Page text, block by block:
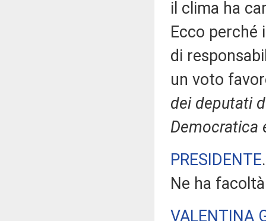
il clima ha
Ecco perché
di
un voto
dei deputati
Democratica
PRESIDENTE
Ne ha
VALENTINA